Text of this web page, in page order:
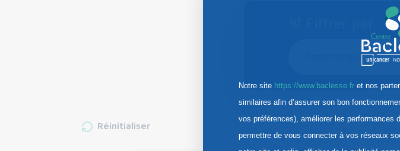
Communiqué
Réinitialiser
Notre site https://www.baclesse.fr et nos
similaires afin d’assurer son bon
vos préférences), améliorer les performances
permettre de vous connecter à vos réseaux